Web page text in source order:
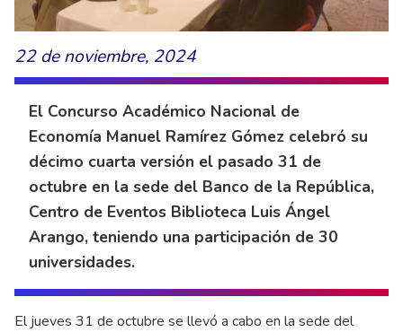
22 de noviembre, 2024
El Concurso Académico Nacional de
Economía Manuel Ramírez Gómez celebró su
décimo cuarta versión el pasado 31 de
octubre en la sede del Banco de la República,
Centro de Eventos Biblioteca Luis Ángel
Arango, teniendo una participación de 30
universidades.
El jueves 31 de octubre se llevó a cabo en la sede del